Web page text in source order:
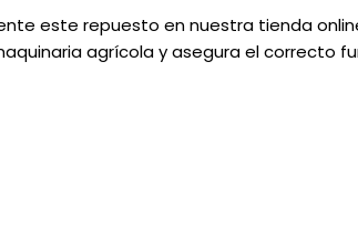
este repuesto en nuestra tienda
agrícola y asegura el correcto